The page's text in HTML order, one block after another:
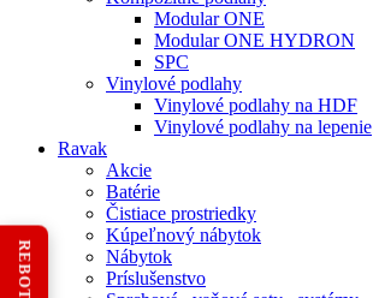
Modular ONE
Modular ONE HYDRON
SPC
Vinylové podlahy
Vinylové podlahy na HDF
Vinylové podlahy na lepenie
Ravak
Akcie
Batérie
Čistiace prostriedky
Kúpeľnový nábytok
Nábytok
Príslušenstvo